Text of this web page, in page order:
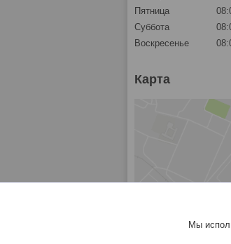
Пятница
Суббота
Воскресенье
Карта
Мы